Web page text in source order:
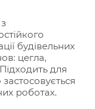
будівельних
цегла,
для
роботах.